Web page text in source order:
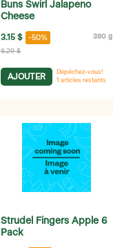
Buns Swirl Jalapeno
Cheese
3.15 $ -50% 380 g
6.29 $
AJOUTER
Dépêchez-vous!
1 articles restants
Strudel Fingers Apple 6
Pack